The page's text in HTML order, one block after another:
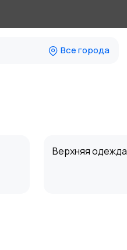
Все города
Верхняя одежда